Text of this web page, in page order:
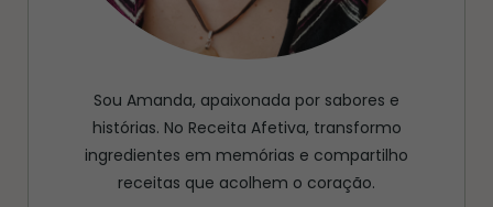
Sou Amanda, apaixonada por sabores e
histórias. No Receita Afetiva, transformo
ingredientes em memórias e compartilho
receitas que acolhem o coração.